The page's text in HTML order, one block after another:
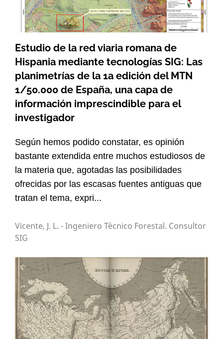
Estudio de la red viaria romana de
Hispania mediante tecnologías SIG: Las
planimetrías de la 1a edición del MTN
1/50.000 de España, una capa de
información imprescindible para el
investigador
Según hemos podido constatar, es opinión
bastante extendida entre muchos estudiosos de
la materia que, agotadas las posibilidades
ofrecidas por las escasas fuentes antiguas que
tratan el tema, expri...
Vicente, J. L. - Ingeniero Tècnico Forestal. Consultor
SIG